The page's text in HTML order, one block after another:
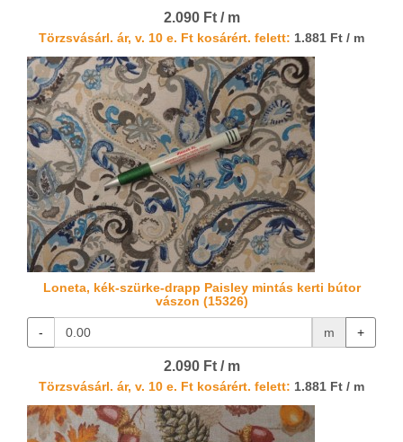
2.090 Ft / m
Törzsvásárl. ár, v. 10 e. Ft kosárért. felett: 1.881 Ft / m
Loneta, kék-szürke-drapp Paisley mintás kerti bútor
vászon (15326)
- m +
2.090 Ft / m
Törzsvásárl. ár, v. 10 e. Ft kosárért. felett: 1.881 Ft / m